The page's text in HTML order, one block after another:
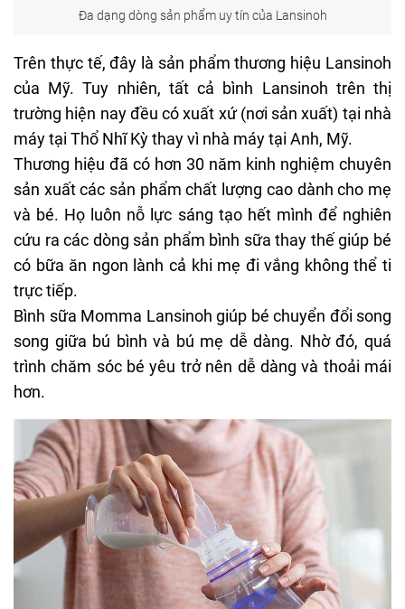
Đa dạng dòng sản phẩm uy tín của Lansinoh
Trên thực tế, đây là sản phẩm thương hiệu Lansinoh
của Mỹ. Tuy nhiên, tất cả bình Lansinoh trên thị
trường hiện nay đều có xuất xứ (nơi sản xuất) tại nhà
máy tại Thổ Nhĩ Kỳ thay vì nhà máy tại Anh, Mỹ.
Thương hiệu đã có hơn 30 năm kinh nghiệm chuyên
sản xuất các sản phẩm chất lượng cao dành cho mẹ
và bé. Họ luôn nỗ lực sáng tạo hết mình để nghiên
cứu ra các dòng sản phẩm bình sữa thay thế giúp bé
có bữa ăn ngon lành cả khi mẹ đi vắng không thể ti
trực tiếp.
Bình sữa Momma Lansinoh giúp bé chuyển đổi song
song giữa bú bình và bú mẹ dễ dàng. Nhờ đó, quá
trình chăm sóc bé yêu trở nên dễ dàng và thoải mái
hơn.